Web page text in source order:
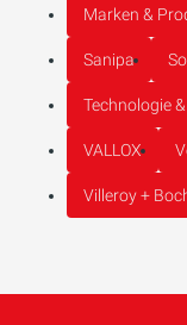
Marken &
Sanipa
Technologie
VALLOX
Villeroy +